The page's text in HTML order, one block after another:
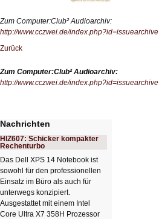
Zum Computer:Club² Audioarchiv:
http://www.cczwei.de/index.php?id=issuearchive
Zurück
Zum Computer:Club² Audioarchiv:
http://www.cczwei.de/index.php?id=issuearchive
Nachrichten
HIZ607: Schicker kompakter
Rechenturbo
Das Dell XPS 14 Notebook ist
sowohl für den professionellen
Einsatz im Büro als auch für
unterwegs konzipiert.
Ausgestattet mit einem Intel
Core Ultra X7 358H Prozessor